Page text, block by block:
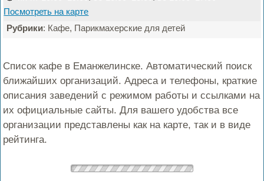
Посмотреть на карте
Рубрики: Кафе, Парикмахерские для детей
Список кафе в Еманжелинске. Автоматический поиск
ближайших организаций. Адреса и телефоны, краткие
описания заведений с режимом работы и ссылками на
их официальные сайты. Для вашего удобства все
организации представлены как на карте, так и в виде
рейтинга.